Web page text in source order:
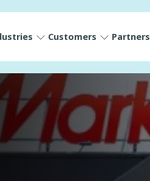
Customers Partners